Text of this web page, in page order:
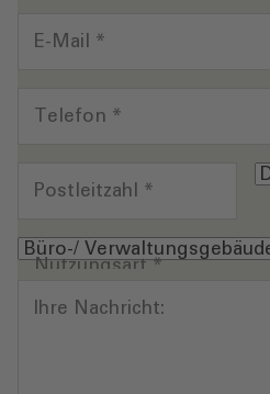
E-Mail *
Telefon *
Postleitzahl *
Nutzungsart*
Ihre Nachricht: